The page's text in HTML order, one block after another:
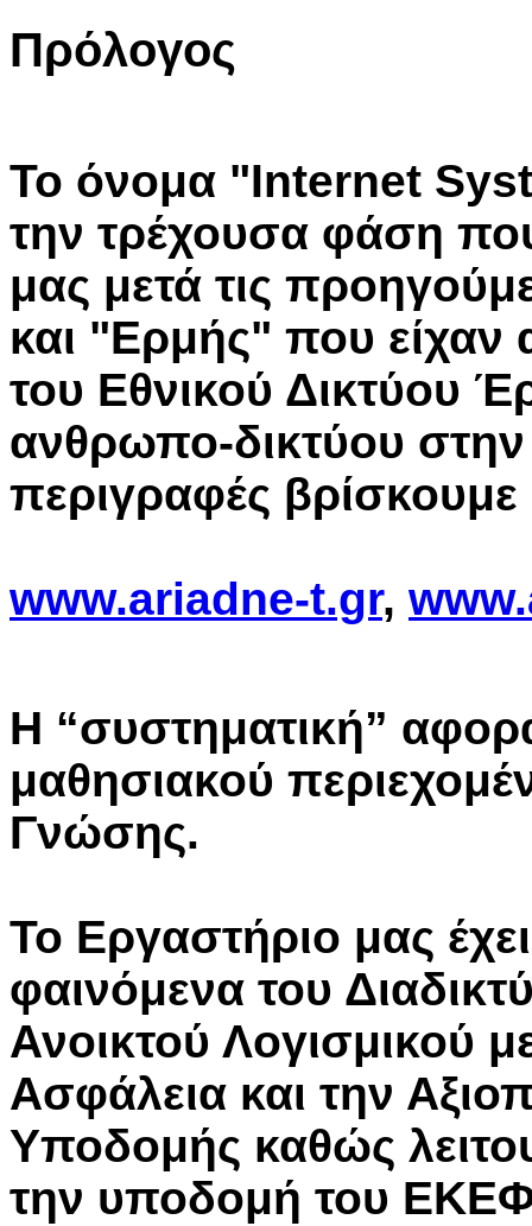
Πρόλογος
Το όνομα "Internet
την τρέχουσα φάση
μας μετά τις
και "Ερμής" που είχαν
του Εθνικού Δικτύου
ανθρωπο-δικτύου στην
περιγραφές βρίσκουμε
www.ariadne-t.gr,
Η “συστηματική”
μαθησιακού
Γνώσης.
To Εργαστήριο μας
φαινόμενα του
Ανοικτού Λογισμικού
Ασφάλεια και την
Υποδομής καθώς
την υποδομή του